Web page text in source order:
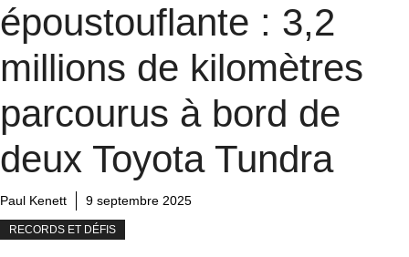
époustouflante : 3,2
millions de kilomètres
parcourus à bord de
deux Toyota Tundra
Paul Kenett 9 septembre 2025
RECORDS ET DÉFIS